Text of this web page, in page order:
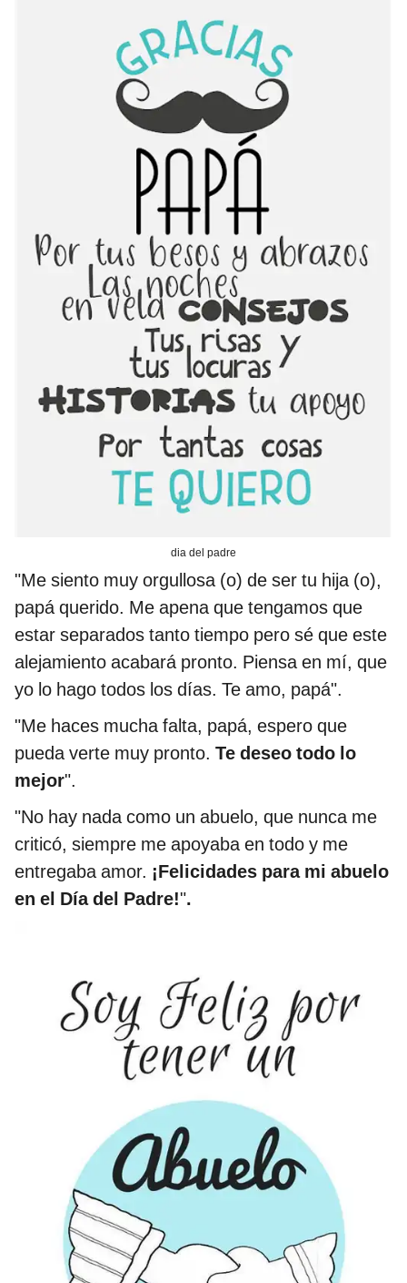
dia del padre
"Me siento muy orgullosa (o) de ser tu hija (o),
papá querido. Me apena que tengamos que
estar separados tanto tiempo pero sé que este
alejamiento acabará pronto. Piensa en mí, que
yo lo hago todos los días. Te amo, papá".
"Me haces mucha falta, papá, espero que
pueda verte muy pronto. Te deseo todo lo
mejor".
"No hay nada como un abuelo, que nunca me
criticó, siempre me apoyaba en todo y me
entregaba amor. ¡Felicidades para mi abuelo
en el Día del Padre!".